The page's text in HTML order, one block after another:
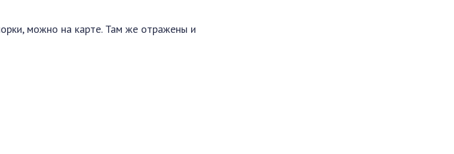
можно на карте. Там же отражены и